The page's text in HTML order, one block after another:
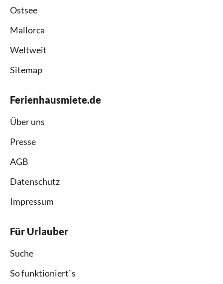
Ostsee
Mallorca
Weltweit
Sitemap
Ferienhausmiete.de
Über uns
Presse
AGB
Datenschutz
Impressum
Für Urlauber
Suche
So funktioniert`s